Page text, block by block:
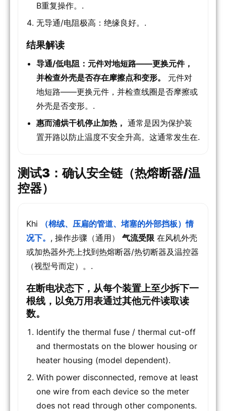
B重复操作。.
无导通/电阻极高：绝缘良好。.
结果解读
导通/低电阻：元件对地短路——更换元件，
并检查外壳是否存在摩擦点和变形。
元件对
地短路——更换元件，并检查线圈是否摩擦或
外壳是否变形。.
惠而浦烘干机停止加热， 通常是因为保护装
置开路以防止温度不安全升高。这通常发生在.
测试3：确认安全链（热熔断器/温
控器）
Khi
（棉绒、压扁的管道、堵塞的外部挡板）情
况下。 , 操作步骤（通用） 气流受限 在风机外壳
或加热器外壳上找到热熔断器/热切断器及温控器
（视型号而定）。.
在断电状态下，从每个装置上至少拆下一
根线，以免万用表通过其他元件读取读
数。
Identify the thermal fuse / thermal cut-off
and thermostats on the blower housing or
heater housing (model dependent).
With power disconnected, remove at least
one wire from each device so the meter
does not read through other components.